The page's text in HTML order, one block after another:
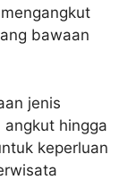
bawaan
jenis
hingga
keperluan